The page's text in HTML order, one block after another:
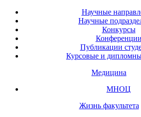
Научные
Научные
Конкурсы
Конференции
Публикации
Курсовые и
Медицина
МНОЦ
Жизнь факультета